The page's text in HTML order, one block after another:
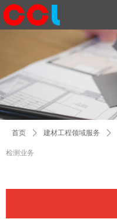
首页 ꄲ 建材工程领域服务 ꄲ
检测业务